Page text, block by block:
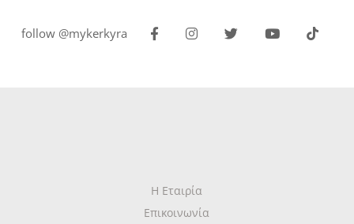
follow @mykerkyra
Η Εταιρία
Επικοινωνία